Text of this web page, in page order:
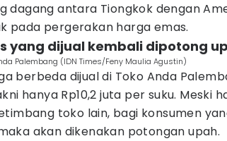
dagang antara Tiongkok dengan
pada pergerakan harga emas.
yang dijual kembali dipotong
Palembang (IDN Times/Feny Maulia Agustin)
berbeda dijual di Toko Anda
hanya Rp10,2 juta per suku. Meski
toko lain, bagi konsumen
akan dikenakan potongan upah.